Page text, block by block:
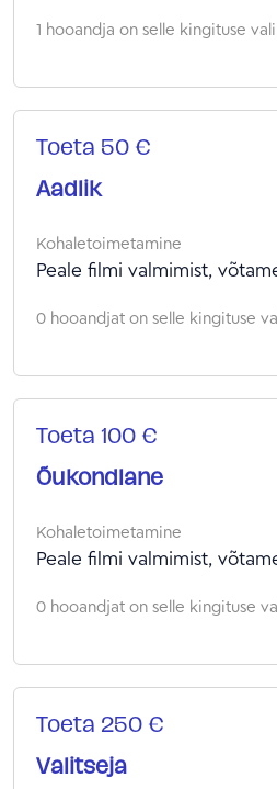
1 hooandja on selle kingituse
Toeta 50 €
Aadlik
Kohaletoimetamine
Peale filmi valmimist,
0 hooandjat on selle kingituse
Toeta 100 €
Õukondlane
Kohaletoimetamine
Peale filmi valmimist,
0 hooandjat on selle kingituse
Toeta 250 €
Valitseja